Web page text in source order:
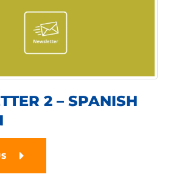
2 – SPANISH